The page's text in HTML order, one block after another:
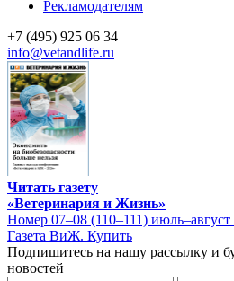
Рекламодателям
+7 (495) 925 06 34
info@vetandlife.ru
Читать газету
«Ветеринария и Жизнь»
Номер 07–08 (110–111) июль–август
Газета ВиЖ. Купить
Подпишитесь на нашу рассылку и
новостей